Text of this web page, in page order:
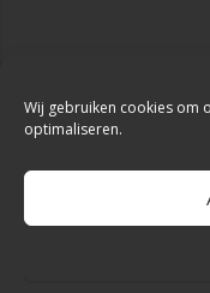
Wij gebruiken cookies om
optimaliseren.
|